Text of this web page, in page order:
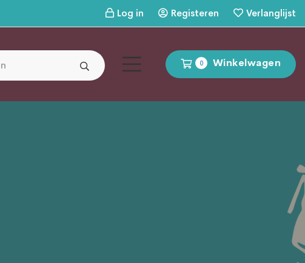
Log in Registeren Verlanglijst
0 Winkelwagen